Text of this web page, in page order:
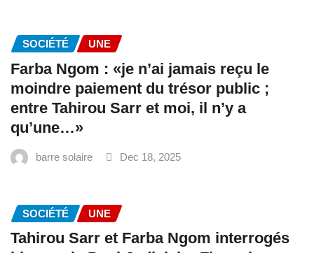
SOCIÉTÉ UNE
Farba Ngom : «je n’ai jamais reçu le
moindre paiement du trésor public ;
entre Tahirou Sarr et moi, il n’y a
qu’une…»
barre solaire Dec 18, 2025
SOCIÉTÉ UNE
Tahirou Sarr et Farba Ngom interrogés